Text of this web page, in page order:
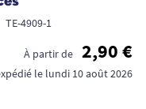
TE-4909-1
À partir de 2,90 €
le lundi 10 août 2026